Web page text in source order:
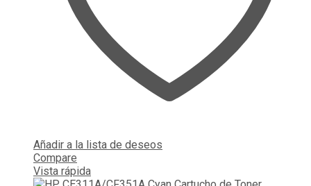
Añadir a la lista de deseos
Compare
Vista rápida